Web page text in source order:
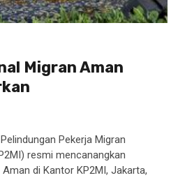
Migran Aman
Pekerja Migran
resmi mencanangkan
di Kantor KP2MI, Jakarta,